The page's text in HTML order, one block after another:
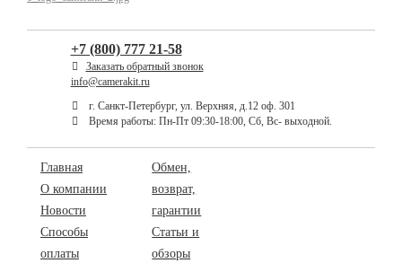
+7 (800) 777 21-58
Заказать обратный звонок
info@camerakit.ru
г. Санкт-Петербург, ул. Верхняя, д.12 оф. 301
Время работы: Пн-Пт 09:30-18:00, Сб, Вс- выходной.
Главная
О компании
Новости
Способы
оплаты
Обмен,
возврат,
гарантии
Статьи и
обзоры